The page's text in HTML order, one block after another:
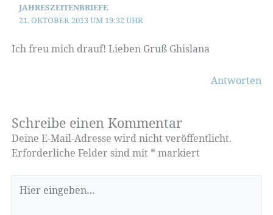
JAHRESZEITENBRIEFE
21. OKTOBER 2013 UM 19:32 UHR
Ich freu mich drauf! Lieben Gruß Ghislana
Antworten
Schreibe einen Kommentar
Deine E-Mail-Adresse wird nicht veröffentlicht.
Erforderliche Felder sind mit * markiert
eingeben…